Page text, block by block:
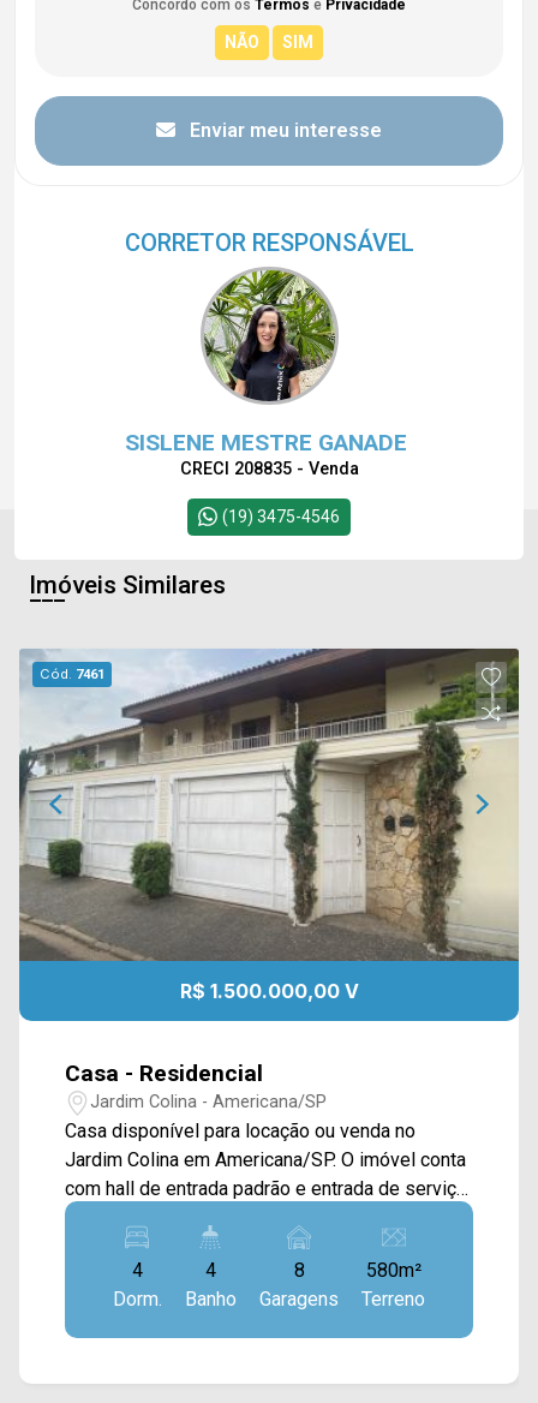
Concordo com os Termos e Privacidade
Enviar meu interesse
CORRETOR RESPONSÁVEL
SISLENE MESTRE GANADE
CRECI 208835 - Venda
(19) 3475-4546
Imóveis Similares
Cód. 7461
R$ 1.500.000,00 V
Casa - Residencial
Jardim Colina - Americana/SP
Casa disponível para locação ou venda no
Jardim Colina em Americana/SP. O imóvel conta
com hall de entrada padrão e entrada de serviço,
iluminação decorativa, ar condicionado e
armários em todos os quartos, sala dois
ambientes, cozinha com armários, closet, área
de lazer gourmet com churrasqueira, área de
serviço coberta, piscina e quintal. > 04 quartos,
e 01 de serviço; > 01 despensa; > 08 vagas de
4
Dorm.
4
Banho
8
Garagens
580m²
Terreno